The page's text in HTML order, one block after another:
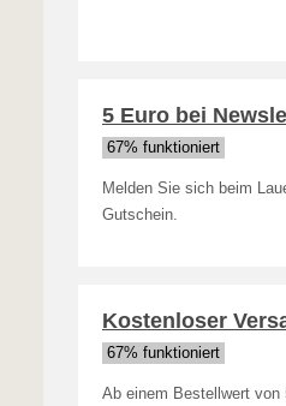
5 Euro bei
67% funktioniert
Melden Sie sich beim
Gutschein.
Kostenloser
67% funktioniert
Ab einem Bestellwert von